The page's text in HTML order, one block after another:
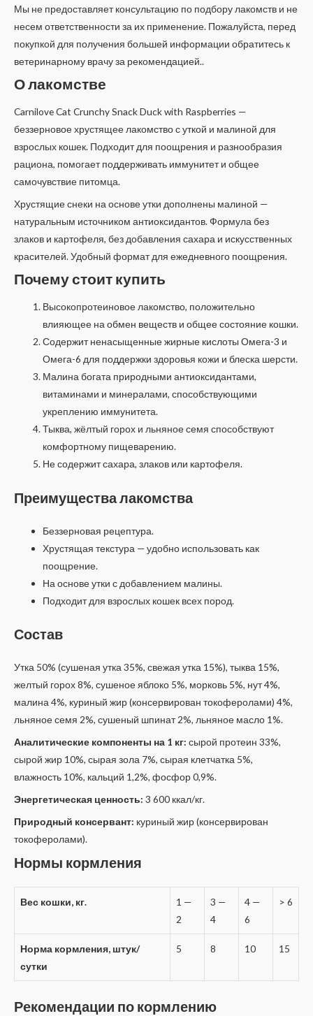
Мы не предоставляет консультацию по подбору лакомств и не
несем ответственности за их применение. Пожалуйста, перед
покупкой для получения большей информации обратитесь к
ветеринарному врачу за рекомендацией..
О лакомстве
Carnilove Cat Crunchy Snack Duck with Raspberries —
беззерновое хрустящее лакомство с уткой и малиной для
взрослых кошек. Подходит для поощрения и разнообразия
рациона, помогает поддерживать иммунитет и общее
самочувствие питомца.
Хрустящие снеки на основе утки дополнены малиной —
натуральным источником антиоксидантов. Формула без
злаков и картофеля, без добавления сахара и искусственных
красителей. Удобный формат для ежедневного поощрения.
Почему стоит купить
Высокопротеиновое лакомство, положительно
влияющее на обмен веществ и общее состояние кошки.
Содержит ненасыщенные жирные кислоты Омега-3 и
Омега-6 для поддержки здоровья кожи и блеска шерсти.
Малина богата природными антиоксидантами,
витаминами и минералами, способствующими
укреплению иммунитета.
Тыква, жёлтый горох и льняное семя способствуют
комфортному пищеварению.
Не содержит сахара, злаков или картофеля.
Преимущества лакомства
Беззерновая рецептура.
Хрустящая текстура — удобно использовать как
поощрение.
На основе утки с добавлением малины.
Подходит для взрослых кошек всех пород.
Состав
Утка 50% (сушеная утка 35%, свежая утка 15%), тыква 15%,
желтый горох 8%, сушеное яблоко 5%, морковь 5%, нут 4%,
малина 4%, куриный жир (консервирован токоферолами) 4%,
льняное семя 2%, сушеный шпинат 2%, льняное масло 1%.
Аналитические компоненты на 1 кг: сырой протеин 33%,
сырой жир 10%, сырая зола 7%, сырая клетчатка 5%,
влажность 10%, кальций 1,2%, фосфор 0,9%.
Энергетическая ценность: 3 600 ккал/кг.
Природный консервант: куриный жир (консервирован
токоферолами).
Нормы кормления
Вес кошки, кг.
1 —
2
3 —
4
4 —
6
> 6
Норма кормления, штук/
сутки
5 8 10 15
Рекомендации по кормлению